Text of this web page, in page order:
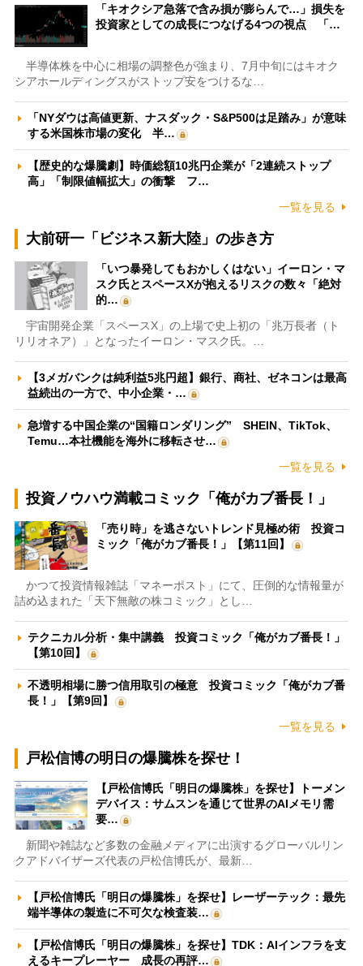
「キオクシア急落で含み損が膨らんで…」損失を
投資家としての成長につなげる4つの視点 「…
半導体株を中心に相場の調整色が強まり、7月中旬にはキオク
シアホールディングスがストップ安をつけるな…
「NYダウは高値更新、ナスダック・S&P500は足踏み」が意味
する米国株市場の変化 半…
【歴史的な爆騰劇】時価総額10兆円企業が「2連続ストップ
高」「制限値幅拡大」の衝撃 フ…
一覧を見る
大前研一「ビジネス新大陸」の歩き方
「いつ暴発してもおかしくはない」イーロン・マ
スク氏とスペースXが抱えるリスクの数々「絶対
的…
宇宙開発企業「スペースX」の上場で史上初の「兆万長者（ト
リリオネア）」となったイーロン・マスク氏。…
【3メガバンクは純利益5兆円超】銀行、商社、ゼネコンは最高
益続出の一方で、中小企業・…
急増する中国企業の“国籍ロンダリング” SHEIN、TikTok、
Temu…本社機能を海外に移転させ…
一覧を見る
投資ノウハウ満載コミック「俺がカブ番長！」
「売り時」を逃さないトレンド見極め術 投資コ
ミック「俺がカブ番長！」【第11回】
かつて投資情報雑誌「マネーポスト」にて、圧倒的な情報量が
詰め込まれた「天下無敵の株コミック」とし…
テクニカル分析・集中講義 投資コミック「俺がカブ番長！」
【第10回】
不透明相場に勝つ信用取引の極意 投資コミック「俺がカブ番
長！」【第9回】
一覧を見る
戸松信博の明日の爆騰株を探せ！
【戸松信博氏「明日の爆騰株」を探せ】トーメン
デバイス：サムスンを通じて世界のAIメモリ需
要…
新聞や雑誌など多数の金融メディアに出演するグローバルリン
クアドバイザーズ代表の戸松信博氏が、最新…
【戸松信博氏「明日の爆騰株」を探せ】レーザーテック：最先
端半導体の製造に不可欠な検査装…
【戸松信博氏「明日の爆騰株」を探せ】TDK：AIインフラを支
えるキープレーヤー 成長の再評…